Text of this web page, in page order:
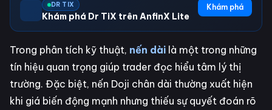
DR TIX
Khám phá Dr TiX trên AnfinX Lite
Khám phá
Trong phân tích kỹ thuật, nến dài là một trong những
tín hiệu quan trọng giúp trader đọc hiểu tâm lý thị
trường. Đặc biệt, nến Doji chân dài thường xuất hiện
khi giá biến động mạnh nhưng thiếu sự quyết đoán rõ